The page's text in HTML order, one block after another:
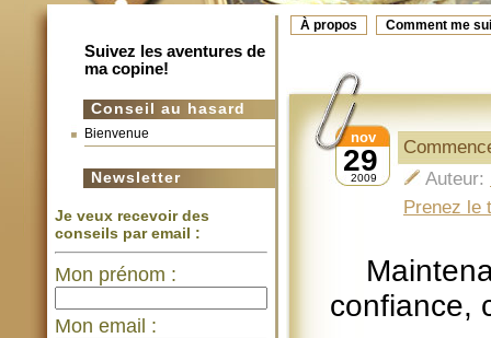
À propos Comment me
Suivez les aventures de
ma copine!
Conseil au hasard
Bienvenue
Newsletter
Je veux recevoir des
conseils par email :
Mon prénom :
Mon email :
29
nov
2009
Auteur:
Prenez le
confiance,